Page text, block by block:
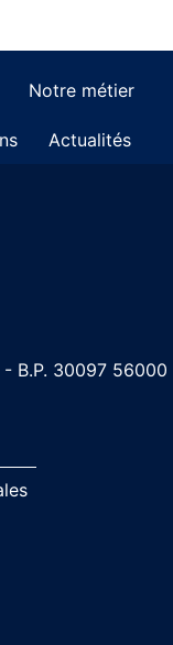
Notre métier
Actualités
B.P. 30097 56000